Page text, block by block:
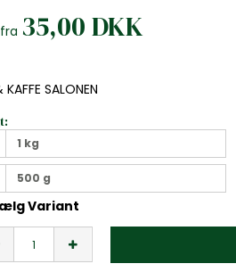
35,00 DKK
KAFFE SALONEN
1 kg
500 g
Variant